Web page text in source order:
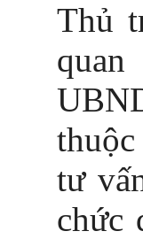
Thủ
tư
chức